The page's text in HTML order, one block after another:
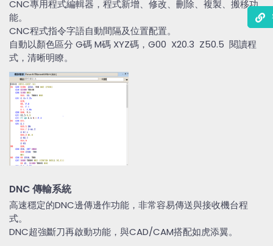
CNC專用程式編輯器，程式新增、修改、刪除、複製、搬移功
能。
CNC程式指令字語自動間隔及位置配置。
自動以顏色區分 G碼 M碼 XYZ碼，G00 X20.3 Z50.5 閱讀程
式，清晰明瞭。
DNC 傳輸系統
高速穩定的DNC邊傳邊作功能，非常容易傳送與接收機台程
式。
DNC超強斷刀再啟動功能，與CAD/CAM搭配如虎添翼。